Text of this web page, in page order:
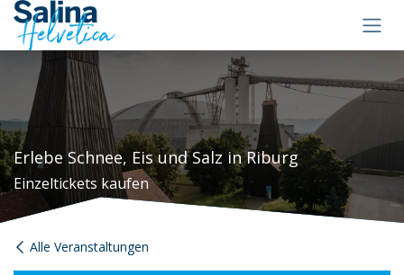
Zum Inhalt springen
Erlebe Schnee, Eis und Salz in Riburg
Einzeltickets kaufen
Alle Veranstaltungen